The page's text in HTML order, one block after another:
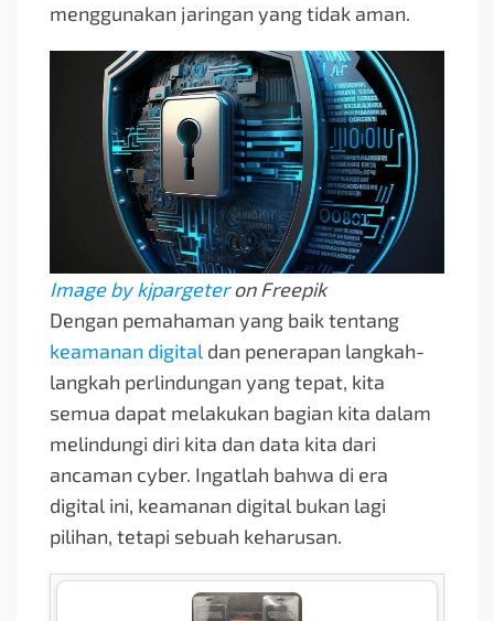
menggunakan jaringan yang tidak aman.
Image by kjpargeteron Freepik
Dengan pemahaman yang baik tentang
keamanan digital dan penerapan langkah-
langkah perlindungan yang tepat, kita
semua dapat melakukan bagian kita dalam
melindungi diri kita dan data kita dari
ancaman cyber. Ingatlah bahwa di era
digital ini, keamanan digital bukan lagi
pilihan, tetapi sebuah keharusan.